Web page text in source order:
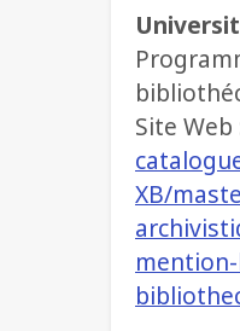
Site Web
XB/